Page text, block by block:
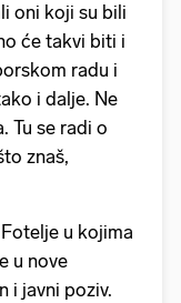
oni koji su bili
će takvi biti i
radu i
i dalje. Ne
Tu se radi o
znaš,
u kojima
u nove
i javni poziv.